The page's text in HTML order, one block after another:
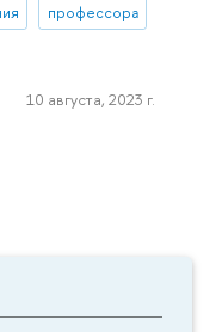
профессора
10 августа, 2023 г.